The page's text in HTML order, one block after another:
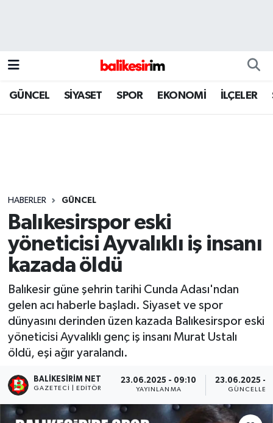
GÜNCEL SİYASET SPOR EKONOMİ İLÇELER
HABERLER GÜNCEL
Balıkesirspor eski
yöneticisi Ayvalıklı iş insanı
kazada öldü
Balıkesir güne şehrin tarihi Cunda Adası'ndan
gelen acı haberle başladı. Siyaset ve spor
dünyasını derinden üzen kazada Balıkesirspor eski
yöneticisi Ayvalıklı genç iş insanı Murat Ustalı
öldü, eşi ağır yaralandı.
BALIKESIRIM NET
GAZETECI | EDITÖR
23.06.2025 - 09:10
YAYINLANMA
23.06.2025 -